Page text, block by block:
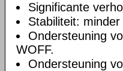
Significante
Stabiliteit:
Ondersteuning
WOFF.
Ondersteuning